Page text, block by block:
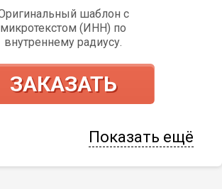
шаблон с
микротекстом (ИНН) по
внутреннему радиусу.
ЗАКАЗАТЬ
Показать ещё